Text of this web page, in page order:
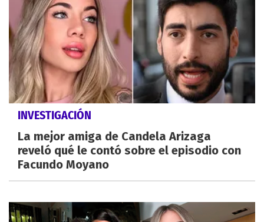
INVESTIGACIÓN
La mejor amiga de Candela Arizaga
reveló qué le contó sobre el episodio con
Facundo Moyano